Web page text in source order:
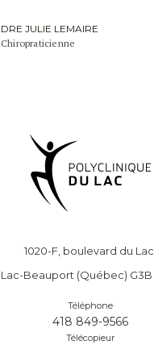
DRE JULIE LEMAIRE
Chiropraticienne
1020-F, boulevard du
Lac-Beauport (Québec)
Téléphone
418 849-9566
Télécopieur